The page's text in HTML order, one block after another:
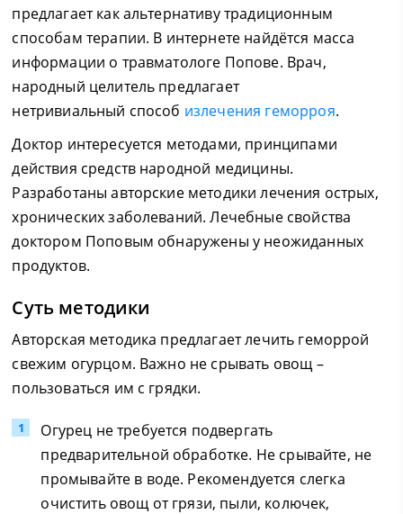
предлагает как альтернативу традиционным
способам терапии. В интернете найдётся масса
информации о травматологе Попове. Врач,
народный целитель предлагает
нетривиальный способ излечения геморроя.
Доктор интересуется методами, принципами
действия средств народной медицины.
Разработаны авторские методики лечения острых,
хронических заболеваний. Лечебные свойства
доктором Поповым обнаружены у неожиданных
продуктов.
Суть методики
Авторская методика предлагает лечить геморрой
свежим огурцом. Важно не срывать овощ –
пользоваться им с грядки.
Огурец не требуется подвергать
предварительной обработке. Не срывайте, не
промывайте в воде. Рекомендуется слегка
очистить овощ от грязи, пыли, колючек,